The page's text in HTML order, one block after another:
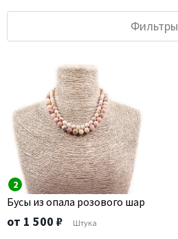
Фильтры
2
Бусы из опала розового шар
от 1 500 ₽ Штука